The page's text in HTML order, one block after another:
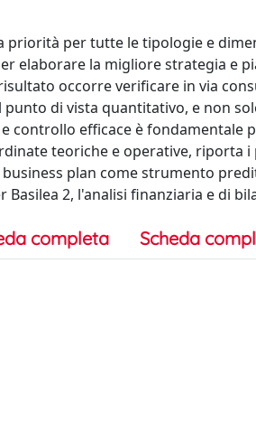
priorità per tutte le tipologie e
elaborare la migliore strategia e
occorre verificare in via
punto di vista quantitativo, e non
controllo efficace è fondamentale
teoriche e operative, riporta
plan come strumento
2, l'analisi finanziaria e di
completa Scheda